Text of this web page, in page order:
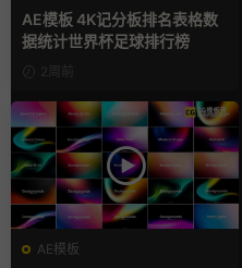
AE模板 4K记分板排名表格数
据统计世界杯足球排行榜
2周前
AE模板